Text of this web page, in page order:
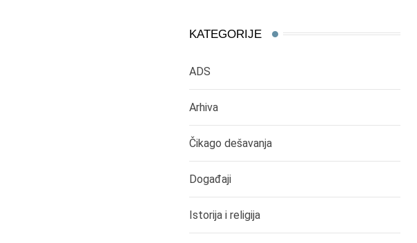
KATEGORIJE
ADS
Arhiva
Čikago dešavanja
Događaji
Istorija i religija